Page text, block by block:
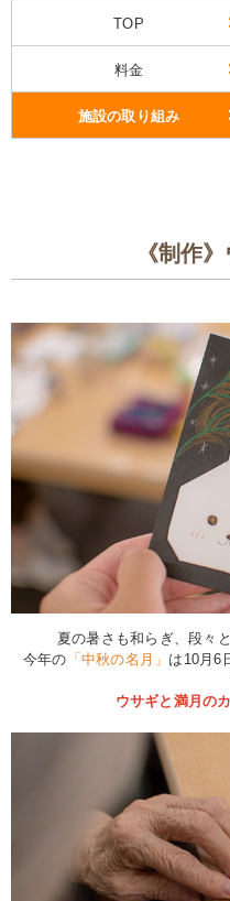
TOP
料金
施設の取り組み
《制作
夏の暑さも和らぎ、段々と
今年の 「中秋の名月」 は10月6
ウサギと満月の